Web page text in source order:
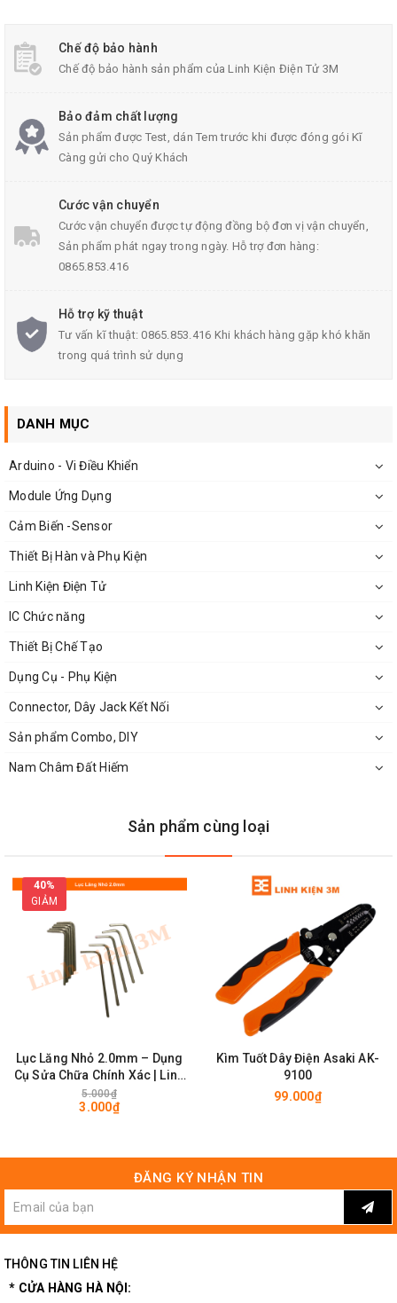
Bộ Taro Ren Trong M3-M12 8 Chi Tiết
Thông số kĩ thuật của bộ taro ren trong M3-
Chất liệu: Thép hợp kim siêu cứng
M3 x 0.5mm
M4 x 0.7mm
M10 x 1.5 mm
M12 x 1.75mm
Bộ Taro Ren
Chế độ bảo hành
Chế độ bảo hành sản phẩm của Linh Kiện Điện Tử 3M
Bảo đảm chất lượng
Sản phẩm được Test, dán Tem trước khi được đóng gói Kĩ
Càng gửi cho Quý Khách
Cước vận chuyển
Cước vận chuyển được tự động đồng bộ đơn vị vận chuyển,
Sản phẩm phát ngay trong ngày. Hỗ trợ đơn hàng:
0865.853.416
Hỗ trợ kỹ thuật
Tư vấn kĩ thuật: 0865.853.416 Khi khách hàng gặp khó khăn
trong quá trình sử dụng
DANH MỤC
Arduino - Vi Điều Khiển
Module Ứng Dụng
Cảm Biến -Sensor
Thiết Bị Hàn và Phụ Kiện
Linh Kiện Điện Tử
IC Chức năng
Thiết Bị Chế Tạo
Dụng Cụ - Phụ Kiện
Connector, Dây Jack Kết Nối
Sản phẩm Combo, DIY
Nam Châm Đất Hiếm
Sản phẩm cùng loại
40%
GIẢM
Lục Lăng Nhỏ 2.0mm – Dụng
Cụ Sửa Chữa Chính Xác | Linh
kiện 3M
5.000₫
3.000₫
Kìm Tuốt Dây Điện Asaki AK-
9100
99.000₫
ĐĂNG KÝ NHẬN TIN
THÔNG TIN LIÊN HỆ
* CỬA HÀNG HÀ NỘI: